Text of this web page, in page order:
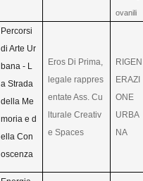
ovanili
Percorsi
di Arte Ur
bana - L
a Strada
della Me
moria e d
ella Con
oscenza
Eros Di Prima,
legale rappres
entate Ass. Cu
lturale Creativ
e Spaces
RIGEN
ERAZI
ONE
URBA
NA